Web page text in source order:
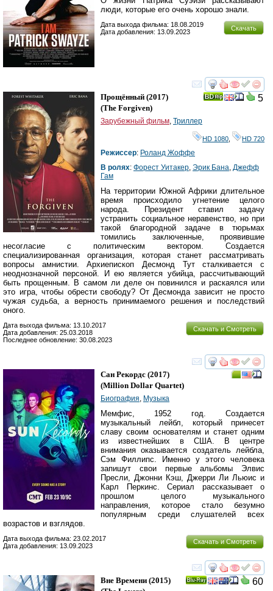
люди, которые его очень хорошо знали.
Скачать
Дата выхода фильма: 18.08.2019
Дата добавления: 13.09.2023
смотреть
5
Прощённый (2017)
(The Forgiven)
Зарубежный фильм, Триллер
HD 1080 HD 720
Режиссер: Роланд Жоффе
В ролях: Форест Уитакер, Эрик Бана, Джефф
Гам
На территории Южной Африки длительное
время происходило угнетение целого
народа. Президент ставил задачу
устранить социальное неравенство, но при
такой благородной задаче в тюрьмах
томились заключенные, проявившие
несогласие с политическим вектором. Создается
специализированная организация, которая станет рассматривать
вопросы амнистии. Архиепископ Десмонд Тут сталкивается с
неоднозначной персоной. И ею является убийца, рассчитывающий
быть прощенным. В самом ли деле он повинился и раскаялся или
это игра, чтобы обрести свободу? От Десмонда зависит не просто
чужая судьба, а верность принимаемого решения и последствий
оного.
Скачать и Смотреть
Дата выхода фильма: 13.10.2017
Дата добавления: 25.03.2018
Последнее обновление: 30.08.2023
смотреть
Сан Рекордс (2017)
(Million Dollar Quartet)
Биография, Музыка
Мемфис, 1952 год. Создается
музыкальный лейбл, который принесет
славу своим основателям и станет одним
из известнейших в США. В центре
внимания оказывается создатель лейбла,
Сэм Филлипс. Именно у этого человека
запишут свои первые альбомы Элвис
Пресли, Джонни Кэш, Джерри Ли Льюис и
Карл Перкинс. Сериал рассказывает о
прошлом целого музыкального
направления, которое стало безумно
популярным среди слушателей всех
возрастов и взглядов.
Скачать и Смотреть
Дата выхода фильма: 23.02.2017
Дата добавления: 13.09.2023
смотреть
60
Вне Времени (2015)